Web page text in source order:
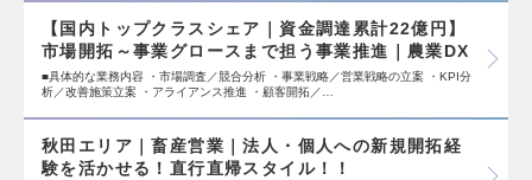
【国内トップクラスシェア｜資金調達累計22億円】
市場開拓～事業グロースまで担う事業推進｜農業DX
■具体的な業務内容 ・市場調査／競合分析 ・事業戦略／営業戦略の立案 ・KPI分
析／改善施策立案 ・アライアンス推進 ・顧客開拓／…
秋田エリア｜畜産営業｜法人・個人への新規開拓経
験を活かせる！直行直帰スタイル！！